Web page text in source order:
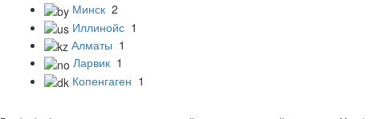
Минск 2
Иллинойс 1
Алматы 1
Ларвик 1
Копенгаген 1